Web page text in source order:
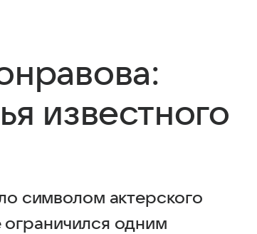
известного
символом актерского
ограничился одним